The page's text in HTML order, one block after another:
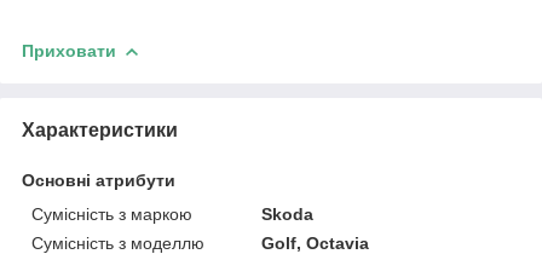
Приховати
Характеристики
Основні атрибути
Сумісність з маркою
Skoda
Сумісність з моделлю
Golf, Octavia